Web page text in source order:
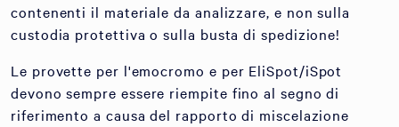
contenenti il materiale da analizzare, e non sulla
custodia protettiva o sulla busta di spedizione!
Le provette per l'emocromo e per EliSpot/iSpot
devono sempre essere riempite fino al segno di
riferimento a causa del rapporto di miscelazione